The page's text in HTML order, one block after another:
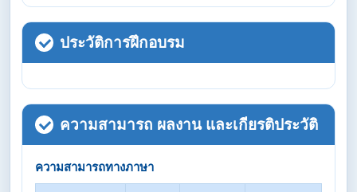
ประวัติการฝึกอบรม
ความสามารถ ผลงาน และเกียรติประวัติ
ความสามารถทางภาษา